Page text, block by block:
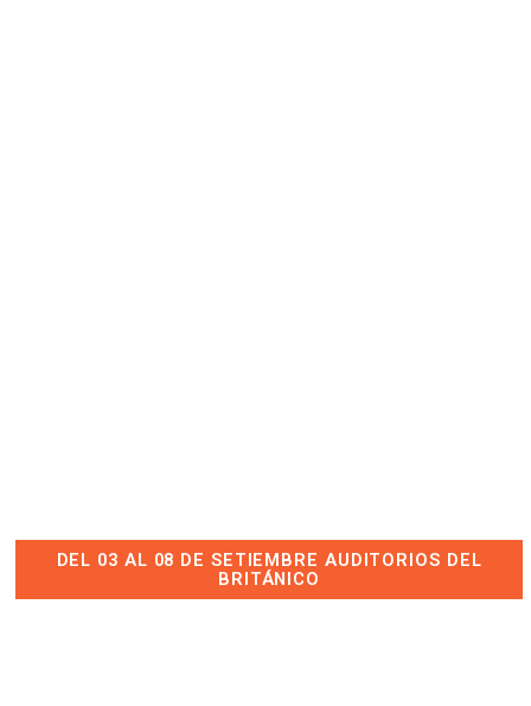
DEL 03 AL 08 DE SETIEMBRE AUDITORIOS DEL
BRITÁNICO